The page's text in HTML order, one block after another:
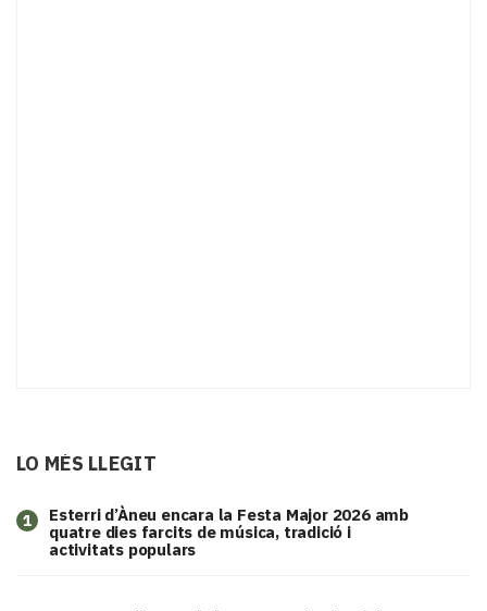
LO MÉS LLEGIT
1
Esterri d’Àneu encara la Festa Major 2026 amb
quatre dies farcits de música, tradició i
activitats populars